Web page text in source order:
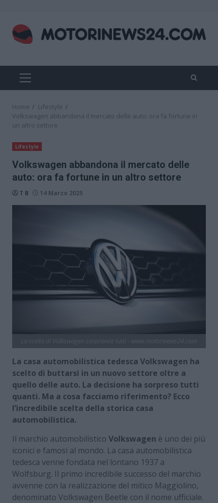
content
PRIMARY
MENU
Home
Lifestyle
Volkswagen abbandona il mercato delle auto: ora fa fortune in
un altro settore
Lifestyle
Volkswagen abbandona il mercato delle
auto: ora fa fortune in un altro settore
T B 14 Marzo 2025
La casa automobilistica tedesca Volkswagen ha
scelto di buttarsi in un nuovo settore oltre a
quello delle auto. La decisione ha sorpreso tutti
quanti. Ma a cosa facciamo riferimento? Ecco
l’incredibile scelta della storica casa
automobilistica.
Il marchio automobilistico Volkswagen è uno dei più
iconici e famosi al mondo. La casa automobilistica
tedesca venne fondata nel lontano 1937 a
Wolfsburg. Il primo incredibile successo del marchio
avvenne con la realizzazione del mitico Maggiolino,
denominato Volkswagen Beetle con il nome ufficiale.